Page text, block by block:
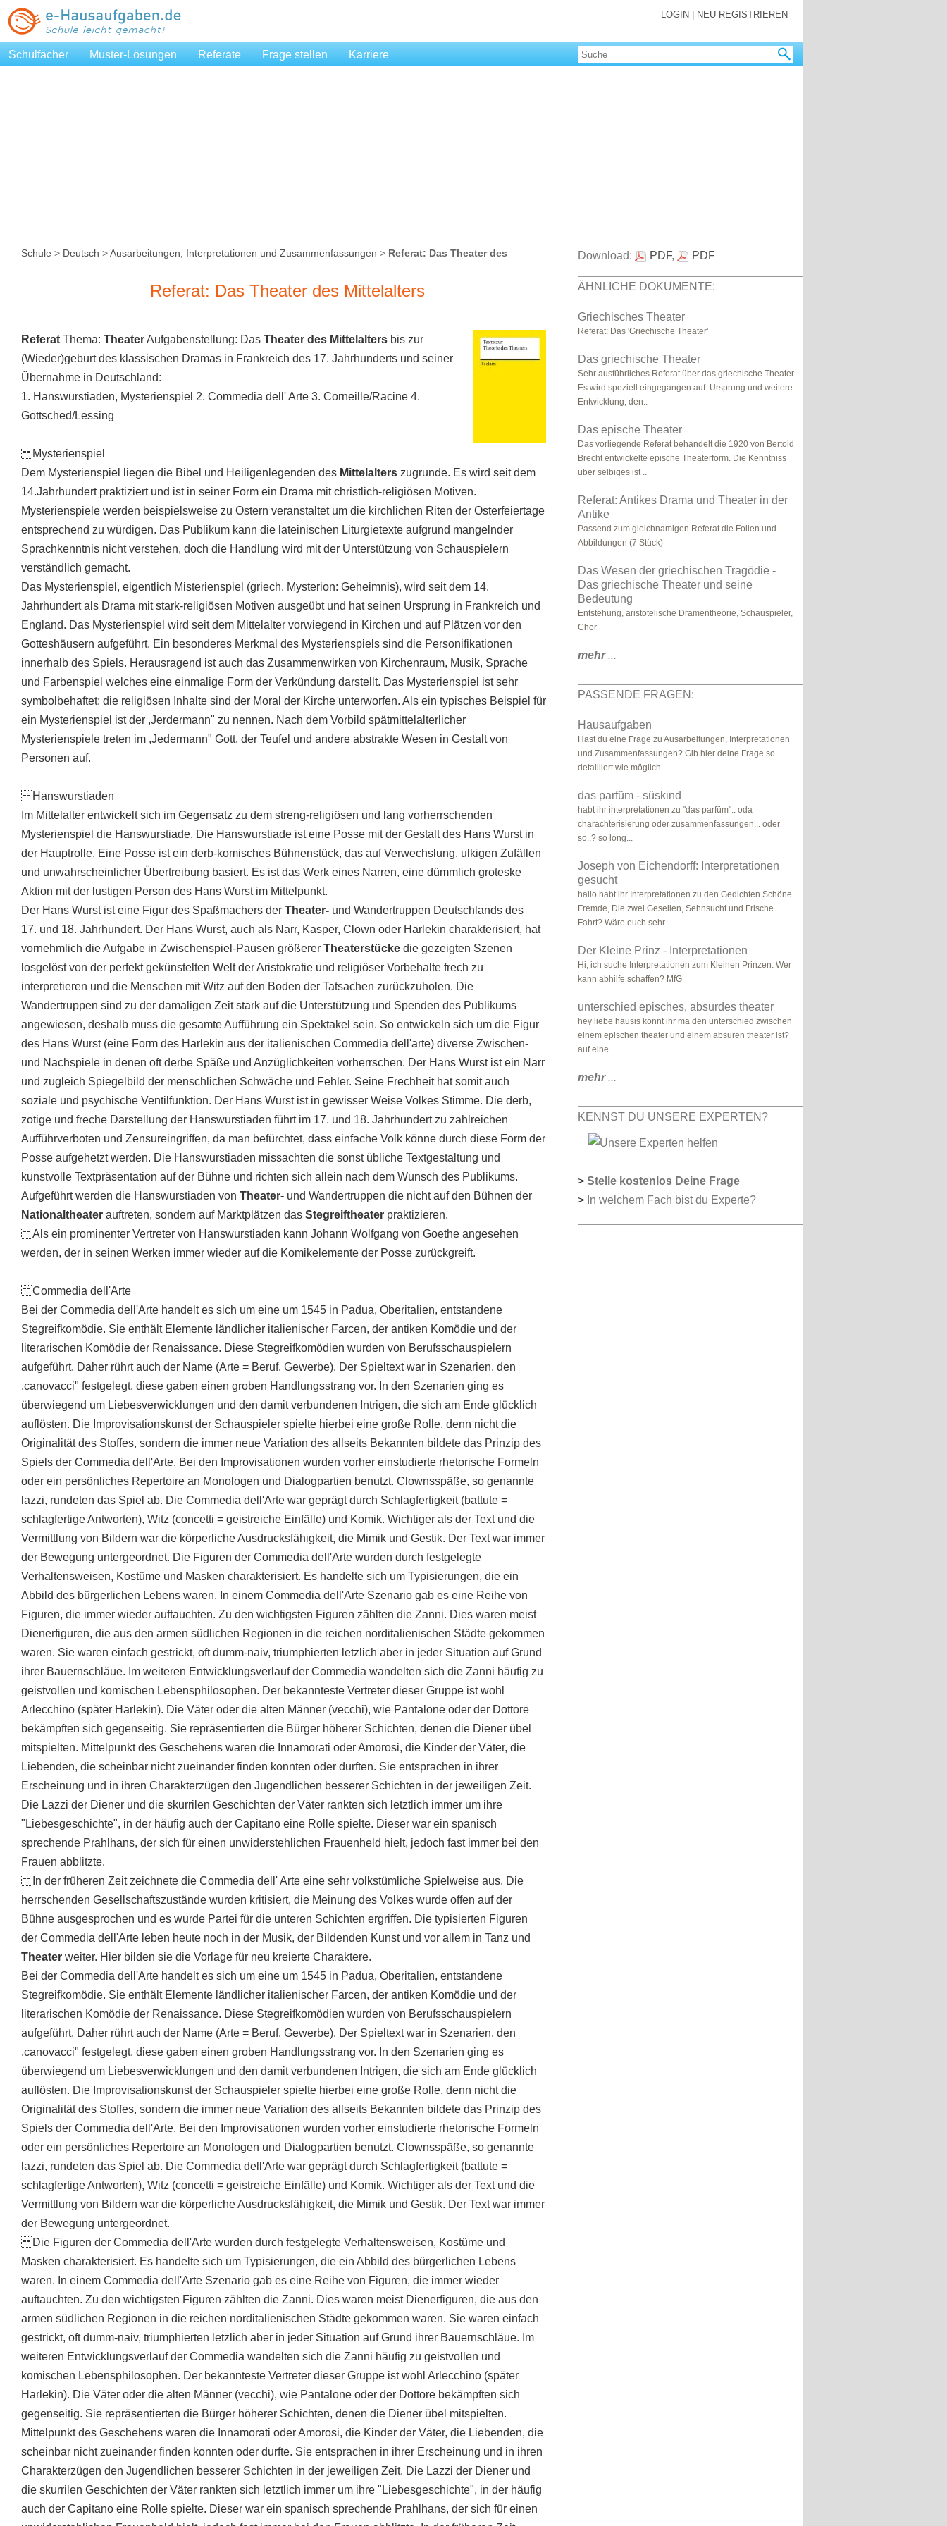
LOGIN NEU REGISTRIEREN
Schulfächer Muster-Lösungen Referate Frage stellen Karriere
Schule > Deutsch >Ausarbeitungen, Interpretationen und Zusammenfassungen > Referat: Das Theater des
Referat: Das Theater des Mittelalters
Referat Thema: TheaterAufgabenstellung: Das Theater des Mittelalters bis zur
(Wieder)geburt des klassischen Dramas in Frankreich des 17. Jahrhunderts und seiner
Übernahme in Deutschland:
1. Hanswurstiaden, Mysterienspiel 2. Commedia dell' Arte 3. Corneille/Racine 4.
Gottsched/Lessing
Mysterienspiel
Dem Mysterienspiel liegen die Bibel und Heiligenlegenden des Mittelalters zugrunde. Es wird seit dem
14.Jahrhundert praktiziert und ist in seiner Form ein Drama mit christlich-religiösen Motiven.
Mysterienspiele werden beispielsweise zu Ostern veranstaltet um die kirchlichen Riten der Osterfeiertage
entsprechend zu würdigen. Das Publikum kann die lateinischen Liturgietexte aufgrund mangelnder
Sprachkenntnis nicht verstehen, doch die Handlung wird mit der Unterstützung von Schauspielern
verständlich gemacht.
Das Mysterienspiel, eigentlich Misterienspiel (griech. Mysterion: Geheimnis), wird seit dem 14.
Jahrhundert als Drama mit stark-religiösen Motiven ausgeübt und hat seinen Ursprung in Frankreich und
England. Das Mysterienspiel wird seit dem Mittelalter vorwiegend in Kirchen und auf Plätzen vor den
Gotteshäusern aufgeführt. Ein besonderes Merkmal des Mysterienspiels sind die Personifikationen
innerhalb des Spiels. Herausragend ist auch das Zusammenwirken von Kirchenraum, Musik, Sprache
und Farbenspiel welches eine einmalige Form der Verkündung darstellt. Das Mysterienspiel ist sehr
symbolbehaftet; die religiösen Inhalte sind der Moral der Kirche unterworfen. Als ein typisches Beispiel für
ein Mysterienspiel ist der ,Jerdermann" zu nennen. Nach dem Vorbild spätmittelalterlicher
Mysterienspiele treten im ,Jedermann" Gott, der Teufel und andere abstrakte Wesen in Gestalt von
Personen auf.
Hanswurstiaden
Im Mittelalter entwickelt sich im Gegensatz zu dem streng-religiösen und lang vorherrschenden
Mysterienspiel die Hanswurstiade. Die Hanswurstiade ist eine Posse mit der Gestalt des Hans Wurst in
der Hauptrolle. Eine Posse ist ein derb-komisches Bühnenstück, das auf Verwechslung, ulkigen Zufällen
und unwahrscheinlicher Übertreibung basiert. Es ist das Werk eines Narren, eine dümmlich groteske
Aktion mit der lustigen Person des Hans Wurst im Mittelpunkt.
Der Hans Wurst ist eine Figur des Spaßmachers der Theater- und Wandertruppen Deutschlands des
17. und 18. Jahrhundert. Der Hans Wurst, auch als Narr, Kasper, Clown oder Harlekin charakterisiert, hat
vornehmlich die Aufgabe in Zwischenspiel-Pausen größerer Theaterstücke die gezeigten Szenen
losgelöst von der perfekt gekünstelten Welt der Aristokratie und religiöser Vorbehalte frech zu
interpretieren und die Menschen mit Witz auf den Boden der Tatsachen zurückzuholen. Die
Wandertruppen sind zu der damaligen Zeit stark auf die Unterstützung und Spenden des Publikums
angewiesen, deshalb muss die gesamte Aufführung ein Spektakel sein. So entwickeln sich um die Figur
des Hans Wurst (eine Form des Harlekin aus der italienischen Commedia dell'arte) diverse Zwischen-
und Nachspiele in denen oft derbe Späße und Anzüglichkeiten vorherrschen. Der Hans Wurst ist ein Narr
und zugleich Spiegelbild der menschlichen Schwäche und Fehler. Seine Frechheit hat somit auch
soziale und psychische Ventilfunktion. Der Hans Wurst ist in gewisser Weise Volkes Stimme. Die derb,
zotige und freche Darstellung der Hanswurstiaden führt im 17. und 18. Jahrhundert zu zahlreichen
Aufführverboten und Zensureingriffen, da man befürchtet, dass einfache Volk könne durch diese Form der
Posse aufgehetzt werden. Die Hanswurstiaden missachten die sonst übliche Textgestaltung und
kunstvolle Textpräsentation auf der Bühne und richten sich allein nach dem Wunsch des Publikums.
Aufgeführt werden die Hanswurstiaden von Theater- und Wandertruppen die nicht auf den Bühnen der
Nationaltheater auftreten, sondern auf Marktplätzen das Stegreiftheater praktizieren.
Als ein prominenter Vertreter von Hanswurstiaden kann Johann Wolfgang von Goethe angesehen
werden, der in seinen Werken immer wieder auf die Komikelemente der Posse zurückgreift.
Commedia dell'Arte
Bei der Commedia dell'Arte handelt es sich um eine um 1545 in Padua, Oberitalien, entstandene
Stegreifkomödie. Sie enthält Elemente ländlicher italienischer Farcen, der antiken Komödie und der
literarischen Komödie der Renaissance. Diese Stegreifkomödien wurden von Berufsschauspielern
aufgeführt. Daher rührt auch der Name (Arte = Beruf, Gewerbe). Der Spieltext war in Szenarien, den
,canovacci" festgelegt, diese gaben einen groben Handlungsstrang vor. In den Szenarien ging es
überwiegend um Liebesverwicklungen und den damit verbundenen Intrigen, die sich am Ende glücklich
auflösten. Die Improvisationskunst der Schauspieler spielte hierbei eine große Rolle, denn nicht die
Originalität des Stoffes, sondern die immer neue Variation des allseits Bekannten bildete das Prinzip des
Spiels der Commedia dell'Arte. Bei den Improvisationen wurden vorher einstudierte rhetorische Formeln
oder ein persönliches Repertoire an Monologen und Dialogpartien benutzt. Clownsspäße, so genannte
lazzi, rundeten das Spiel ab. Die Commedia dell'Arte war geprägt durch Schlagfertigkeit (battute =
schlagfertige Antworten), Witz (concetti = geistreiche Einfälle) und Komik. Wichtiger als der Text und die
Vermittlung von Bildern war die körperliche Ausdrucksfähigkeit, die Mimik und Gestik. Der Text war immer
der Bewegung untergeordnet. Die Figuren der Commedia dell'Arte wurden durch festgelegte
Verhaltensweisen, Kostüme und Masken charakterisiert. Es handelte sich um Typisierungen, die ein
Abbild des bürgerlichen Lebens waren. In einem Commedia dell'Arte Szenario gab es eine Reihe von
Figuren, die immer wieder auftauchten. Zu den wichtigsten Figuren zählten die Zanni. Dies waren meist
Dienerfiguren, die aus den armen südlichen Regionen in die reichen norditalienischen Städte gekommen
waren. Sie waren einfach gestrickt, oft dumm-naiv, triumphierten letzlich aber in jeder Situation auf Grund
ihrer Bauernschläue. Im weiteren Entwicklungsverlauf der Commedia wandelten sich die Zanni häufig zu
geistvollen und komischen Lebensphilosophen. Der bekannteste Vertreter dieser Gruppe ist wohl
Arlecchino (später Harlekin). Die Väter oder die alten Männer (vecchi), wie Pantalone oder der Dottore
bekämpften sich gegenseitig. Sie repräsentierten die Bürger höherer Schichten, denen die Diener übel
mitspielten. Mittelpunkt des Geschehens waren die Innamorati oder Amorosi, die Kinder der Väter, die
Liebenden, die scheinbar nicht zueinander finden konnten oder durften. Sie entsprachen in ihrer
Erscheinung und in ihren Charakterzügen den Jugendlichen besserer Schichten in der jeweiligen Zeit.
Die Lazzi der Diener und die skurrilen Geschichten der Väter rankten sich letztlich immer um ihre
"Liebesgeschichte", in der häufig auch der Capitano eine Rolle spielte. Dieser war ein spanisch
sprechende Prahlhans, der sich für einen unwiderstehlichen Frauenheld hielt, jedoch fast immer bei den
Frauen abblitzte.
In der früheren Zeit zeichnete die Commedia dell' Arte eine sehr volkstümliche Spielweise aus. Die
herrschenden Gesellschaftszustände wurden kritisiert, die Meinung des Volkes wurde offen auf der
Bühne ausgesprochen und es wurde Partei für die unteren Schichten ergriffen. Die typisierten Figuren
der Commedia dell'Arte leben heute noch in der Musik, der Bildenden Kunst und vor allem in Tanz und
Theater weiter. Hier bilden sie die Vorlage für neu kreierte Charaktere.
Bei der Commedia dell'Arte handelt es sich um eine um 1545 in Padua, Oberitalien, entstandene
Stegreifkomödie. Sie enthält Elemente ländlicher italienischer Farcen, der antiken Komödie und der
literarischen Komödie der Renaissance. Diese Stegreifkomödien wurden von Berufsschauspielern
aufgeführt. Daher rührt auch der Name (Arte = Beruf, Gewerbe). Der Spieltext war in Szenarien, den
,canovacci" festgelegt, diese gaben einen groben Handlungsstrang vor. In den Szenarien ging es
überwiegend um Liebesverwicklungen und den damit verbundenen Intrigen, die sich am Ende glücklich
auflösten. Die Improvisationskunst der Schauspieler spielte hierbei eine große Rolle, denn nicht die
Originalität des Stoffes, sondern die immer neue Variation des allseits Bekannten bildete das Prinzip des
Spiels der Commedia dell'Arte. Bei den Improvisationen wurden vorher einstudierte rhetorische Formeln
oder ein persönliches Repertoire an Monologen und Dialogpartien benutzt. Clownsspäße, so genannte
lazzi, rundeten das Spiel ab. Die Commedia dell'Arte war geprägt durch Schlagfertigkeit (battute =
schlagfertige Antworten), Witz (concetti = geistreiche Einfälle) und Komik. Wichtiger als der Text und die
Vermittlung von Bildern war die körperliche Ausdrucksfähigkeit, die Mimik und Gestik. Der Text war immer
der Bewegung untergeordnet.
Die Figuren der Commedia dell'Arte wurden durch festgelegte Verhaltensweisen, Kostüme und
Masken charakterisiert. Es handelte sich um Typisierungen, die ein Abbild des bürgerlichen Lebens
waren. In einem Commedia dell'Arte Szenario gab es eine Reihe von Figuren, die immer wieder
auftauchten. Zu den wichtigsten Figuren zählten die Zanni. Dies waren meist Dienerfiguren, die aus den
armen südlichen Regionen in die reichen norditalienischen Städte gekommen waren. Sie waren einfach
gestrickt, oft dumm-naiv, triumphierten letzlich aber in jeder Situation auf Grund ihrer Bauernschläue. Im
weiteren Entwicklungsverlauf der Commedia wandelten sich die Zanni häufig zu geistvollen und
komischen Lebensphilosophen. Der bekannteste Vertreter dieser Gruppe ist wohl Arlecchino (später
Harlekin). Die Väter oder die alten Männer (vecchi), wie Pantalone oder der Dottore bekämpften sich
gegenseitig. Sie repräsentierten die Bürger höherer Schichten, denen die Diener übel mitspielten.
Mittelpunkt des Geschehens waren die Innamorati oder Amorosi, die Kinder der Väter, die Liebenden, die
scheinbar nicht zueinander finden konnten oder durfte. Sie entsprachen in ihrer Erscheinung und in ihren
Charakterzügen den Jugendlichen besserer Schichten in der jeweiligen Zeit. Die Lazzi der Diener und
die skurrilen Geschichten der Väter rankten sich letztlich immer um ihre "Liebesgeschichte", in der häufig
auch der Capitano eine Rolle spielte. Dieser war ein spanisch sprechende Prahlhans, der sich für einen
Download: PDF, PDF
ÄHNLICHE DOKUMENTE:
Griechisches Theater
Referat: Das 'Griechische Theater'
Das griechische Theater
Sehr ausführliches Referat über das griechische Theater.
Es wird speziell eingegangen auf: Ursprung und weitere
Entwicklung, den..
Das epische Theater
Das vorliegende Referat behandelt die 1920 von Bertold
Brecht entwickelte epische Theaterform. Die Kenntniss
über selbiges ist ..
Referat: Antikes Drama und Theater in der
Antike
Passend zum gleichnamigen Referat die Folien und
Abbildungen (7 Stück)
Das Wesen der griechischen Tragödie -
Das griechische Theater und seine
Bedeutung
Entstehung, aristotelische Dramentheorie, Schauspieler,
Chor
mehr...
PASSENDE FRAGEN:
Hausaufgaben
Hast du eine Frage zu Ausarbeitungen, Interpretationen
und Zusammenfassungen? Gib hier deine Frage so
detailliert wie möglich..
das parfüm - süskind
habt ihr interpretationen zu "das parfüm".. oda
charachterisierung oder zusammenfassungen... oder
so..? so long...
Joseph von Eichendorff: Interpretationen
gesucht
hallo habt ihr Interpretationen zu den Gedichten Schöne
Fremde, Die zwei Gesellen, Sehnsucht und Frische
Fahrt? Wäre euch sehr..
Der Kleine Prinz - Interpretationen
Hi, ich suche Interpretationen zum Kleinen Prinzen. Wer
kann abhilfe schaffen? MfG
unterschied episches, absurdes theater
hey liebe hausis könnt ihr ma den unterschied zwischen
einem epischen theater und einem absuren theater ist?
auf eine ..
mehr...
KENNST DU UNSERE EXPERTEN?
> Stelle kostenlos Deine Frage
> In welchem Fach bist du Experte?